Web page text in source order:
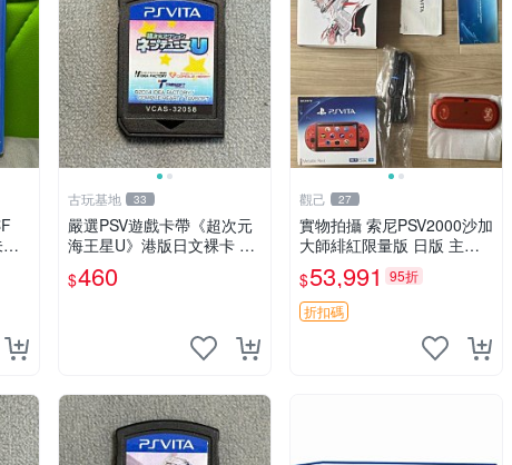
p
古玩基地 33
嚴選PSV遊戲卡帶《超次元
海王星U》港版日文裸卡 實
測暢玩 索尼專屬 psv psv游
戲 psv游戲卡帶
$460
觀己 27
實物拍攝 索尼PSV2000沙加
大師緋紅限量版 日版 主機
全配齊 收藏級 電腦遊戲掌
機 帶盒說明書 全新未修 正
規對碼 沙加大作
$53,991 95折
折扣碼